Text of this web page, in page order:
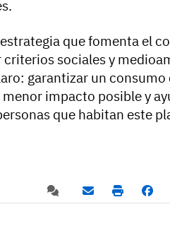
que fomenta el
sociales y
garantizar un
impacto posible y
que habitan este